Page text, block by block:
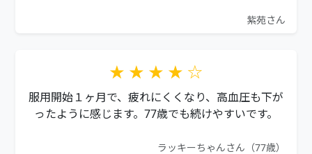
紫苑さん
★ ★ ★ ★ ☆
服用開始１ヶ月で、疲れにくくなり、高血圧も下が
ったように感じます。77歳でも続けやすいです。
ラッキーちゃんさん（77歳）